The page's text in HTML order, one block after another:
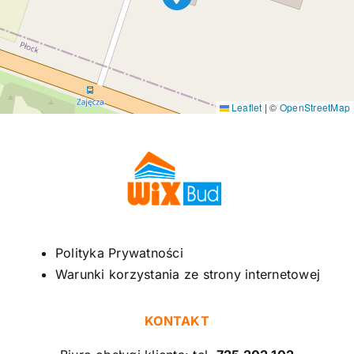
Leaflet | © OpenStreetMap
Polityka Prywatności
Warunki korzystania ze strony internetowej
KONTAKT